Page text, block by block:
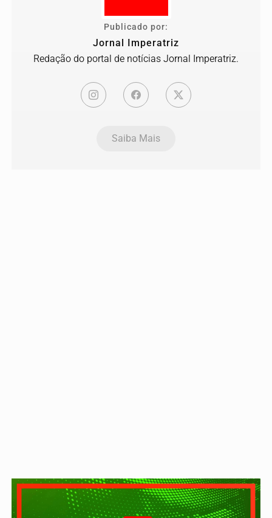
Publicado por:
Jornal Imperatriz
Redação do portal de notícias Jornal Imperatriz.
Saiba Mais